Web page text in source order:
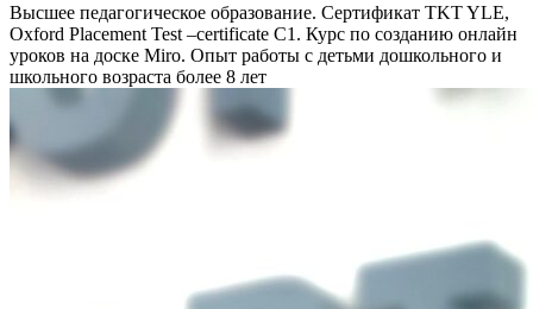
Высшее педагогическое образование. Сертификат TKT YLE,
Oxford Placement Test –certificate C1. Курс по созданию онлайн
уроков на доске Miro. Опыт работы с детьми дошкольного и
школьного возраста более 8 лет